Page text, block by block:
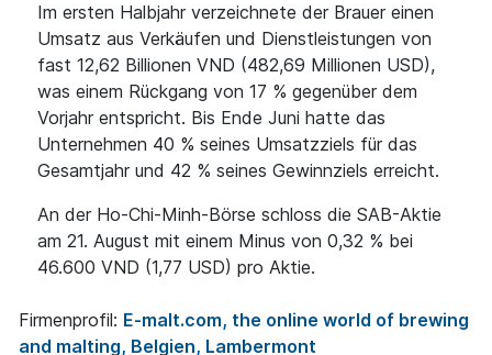
Im ersten Halbjahr verzeichnete der Brauer einen
Umsatz aus Verkäufen und Dienstleistungen von
fast 12,62 Billionen VND (482,69 Millionen USD),
was einem Rückgang von 17 % gegenüber dem
Vorjahr entspricht. Bis Ende Juni hatte das
Unternehmen 40 % seines Umsatzziels für das
Gesamtjahr und 42 % seines Gewinnziels erreicht.
An der Ho-Chi-Minh-Börse schloss die SAB-Aktie
am 21. August mit einem Minus von 0,32 % bei
46.600 VND (1,77 USD) pro Aktie.
Firmenprofil: E-malt.com, the online world of brewing
and malting, Belgien, Lambermont